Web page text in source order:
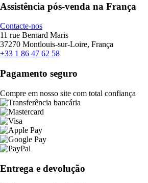
Assistência pós-venda na França
Contacte-nos
11 rue Bernard Maris
37270 Montlouis-sur-Loire, França
+33 1 86 47 62 58
Pagamento seguro
Compre em nosso site com total confiança
Entrega e devolução